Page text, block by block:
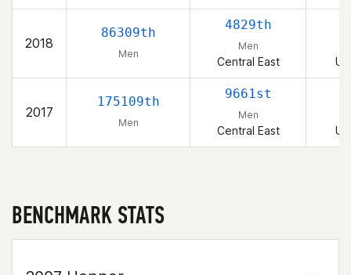
2018
86309th
Men
4829th
Men
Central East
2017
175109th
Men
9661st
Men
Central East
BENCHMARK STATS